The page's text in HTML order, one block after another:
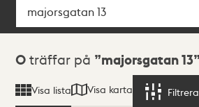
Sökresultat
0 träffar på majorsgatan 13
Visa lista Visa karta Filtrera